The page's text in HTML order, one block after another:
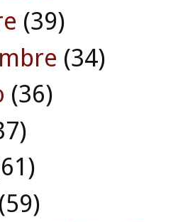
(39)
(34)
(36)
(59)